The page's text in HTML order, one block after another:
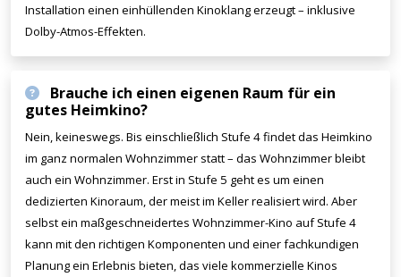
Installation einen einhüllenden Kinoklang erzeugt – inklusive
Dolby-Atmos-Effekten.
Brauche ich einen eigenen Raum für ein
gutes Heimkino?
Nein, keineswegs. Bis einschließlich Stufe 4 findet das Heimkino
im ganz normalen Wohnzimmer statt – das Wohnzimmer bleibt
auch ein Wohnzimmer. Erst in Stufe 5 geht es um einen
dedizierten Kinoraum, der meist im Keller realisiert wird. Aber
selbst ein maßgeschneidertes Wohnzimmer-Kino auf Stufe 4
kann mit den richtigen Komponenten und einer fachkundigen
Planung ein Erlebnis bieten, das viele kommerzielle Kinos